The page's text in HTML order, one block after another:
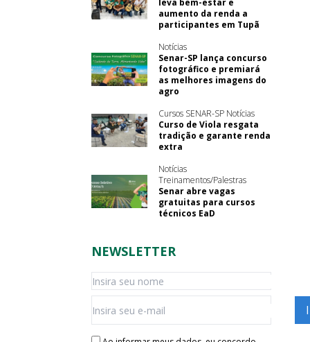
leva bem-estar e
aumento da renda a
participantes em Tupã
Notícias
Senar-SP lança concurso
fotográfico e premiará
as melhores imagens do
agro
Cursos SENAR-SP Notícias
Curso de Viola resgata
tradição e garante renda
extra
Notícias
Treinamentos/Palestras
Senar abre vagas
gratuitas para cursos
técnicos EaD
NEWSLETTER